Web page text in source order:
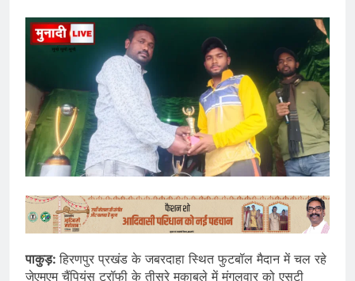
पाकुड़:हिरणपुर प्रखंड के जबरदाहा स्थित फुटबॉल मैदान में चल रहे
जेएमएम चैंपियंस ट्रॉफी के तीसरे मुकाबले में मंगलवार को एसटी